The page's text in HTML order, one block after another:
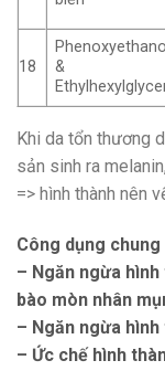
18
Phenoxyethanol
&
Khi da tổn thương
sản sinh ra
=> hình thành nên
Công dụng
– Ngăn ngừa
bào mòn nhân
– Ngăn ngừa
– Ức chế hình